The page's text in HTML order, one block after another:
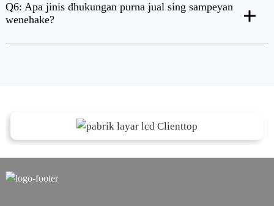
Q6: Apa jinis dhukungan purna jual sing sampeyan
wenehake?